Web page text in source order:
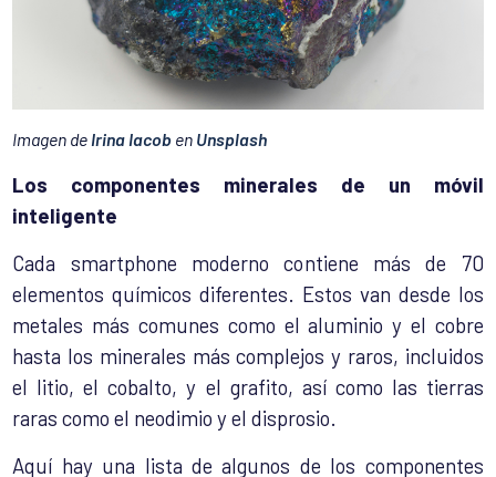
Imagen de Irina Iacob en Unsplash
Los componentes minerales de un móvil
inteligente
Cada smartphone moderno contiene más de 70
elementos químicos diferentes. Estos van desde los
metales más comunes como el aluminio y el cobre
hasta los minerales más complejos y raros, incluidos
el litio, el cobalto, y el grafito, así como las tierras
raras como el neodimio y el disprosio.
Aquí hay una lista de algunos de los componentes